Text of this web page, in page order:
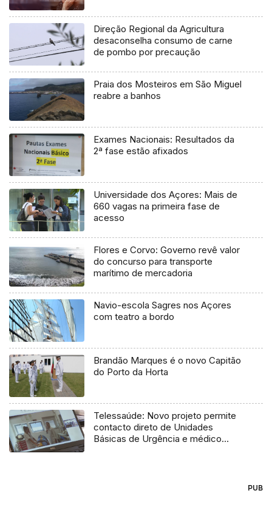
Direção Regional da Agricultura
desaconselha consumo de carne
de pombo por precaução
Praia dos Mosteiros em São Miguel
reabre a banhos
Exames Nacionais: Resultados da
2ª fase estão afixados
Universidade dos Açores: Mais de
660 vagas na primeira fase de
acesso
Flores e Corvo: Governo revê valor
do concurso para transporte
marítimo de mercadoria
Navio-escola Sagres nos Açores
com teatro a bordo
Brandão Marques é o novo Capitão
do Porto da Horta
Telessaúde: Novo projeto permite
contacto direto de Unidades
Básicas de Urgência e médico
PUB